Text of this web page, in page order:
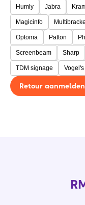
Humly Jabra
Magicinfo
Optoma Patton
Screenbeam Sharp
TDM signage Vogel's
Retour